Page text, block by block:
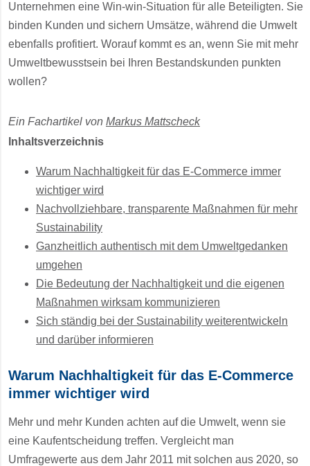
Unternehmen eine Win-win-Situation für alle Beteiligten. Sie
binden Kunden und sichern Umsätze, während die Umwelt
ebenfalls profitiert. Worauf kommt es an, wenn Sie mit mehr
Umweltbewusstsein bei Ihren Bestandskunden punkten
wollen?
Ein Fachartikel von Markus Mattscheck
Inhaltsverzeichnis
Warum Nachhaltigkeit für das E-Commerce immer
wichtiger wird
Nachvollziehbare, transparente Maßnahmen für mehr
Sustainability
Ganzheitlich authentisch mit dem Umweltgedanken
umgehen
Die Bedeutung der Nachhaltigkeit und die eigenen
Maßnahmen wirksam kommunizieren
Sich ständig bei der Sustainability weiterentwickeln
und darüber informieren
Warum Nachhaltigkeit für das E-Commerce
immer wichtiger wird
Mehr und mehr Kunden achten auf die Umwelt, wenn sie
eine Kaufentscheidung treffen. Vergleicht man
Umfragewerte aus dem Jahr 2011 mit solchen aus 2020, so